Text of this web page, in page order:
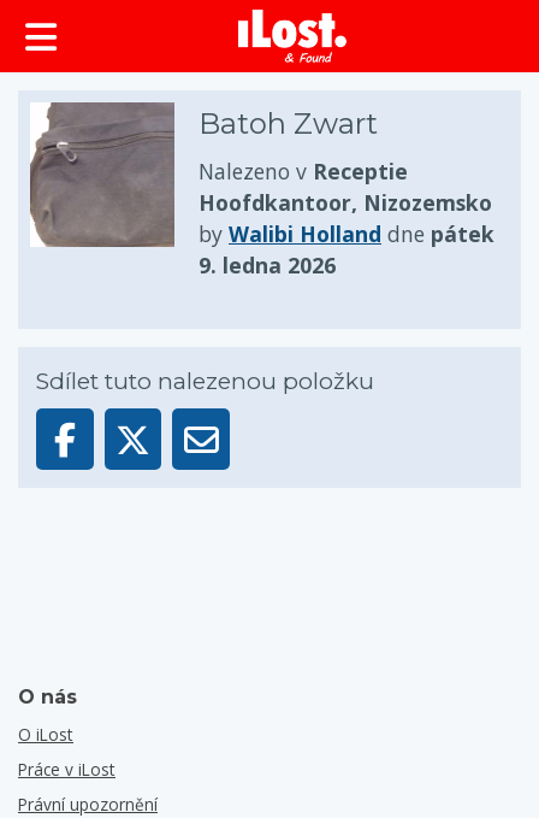
obsah
Batoh Zwart
Nalezeno v Receptie
Hoofdkantoor, Nizozemsko
by Walibi Holland dne pátek
9. ledna 2026
Sdílet tuto nalezenou položku
O nás
O iLost
Práce v iLost
Právní upozornění